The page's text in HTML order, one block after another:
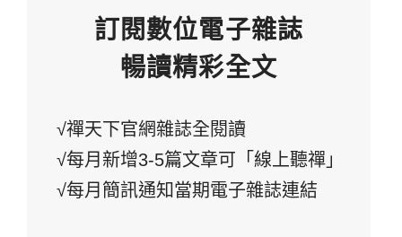
訂閱數位電子雜誌
暢讀精彩全文
√禪天下官網雜誌全閱讀
√每月新增3-5篇文章可「線上聽禪」
√每月簡訊通知當期電子雜誌連結